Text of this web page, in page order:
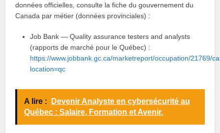
données officielles, consulte la fiche du gouvernement du
Canada par métier (données provinciales) :
Job Bank — Quality assurance testers and analysts
(rapports de marché pour le Québec) :
https://www.jobbank.gc.ca/marketreport/occupation/21769/
location=qc
A lire :
Devenir Analyste en cybersécurité au
Québec : Salaire, Formation et Avenir.